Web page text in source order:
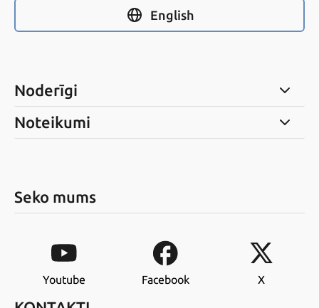
English
Noderīgi
Noteikumi
Seko mums
Youtube Facebook X